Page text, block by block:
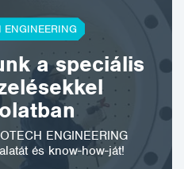
ENGINEERING
a speciális
ENGINEERING
és know-how-ját!